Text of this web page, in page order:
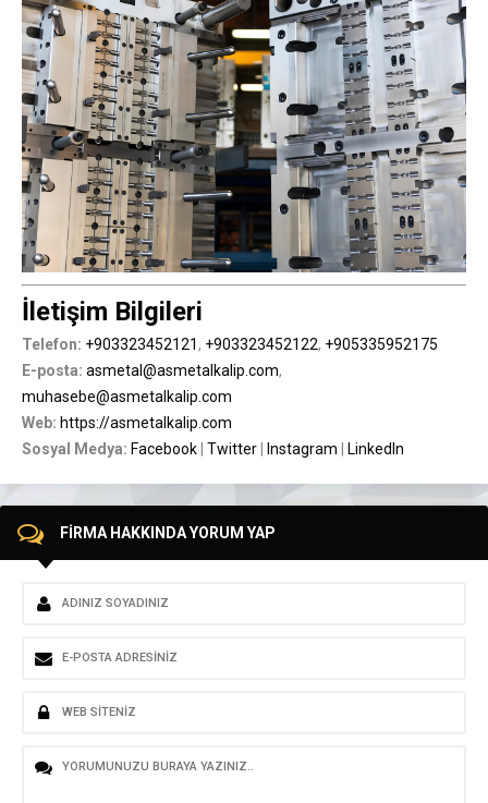
İletişim Bilgileri
Telefon: +903323452121, +903323452122, +905335952175
E-posta: asmetal@asmetalkalip.com,
muhasebe@asmetalkalip.com
Web: https://asmetalkalip.com
Sosyal Medya: Facebook Twitter Instagram LinkedIn
FİRMA HAKKINDA YORUM YAP